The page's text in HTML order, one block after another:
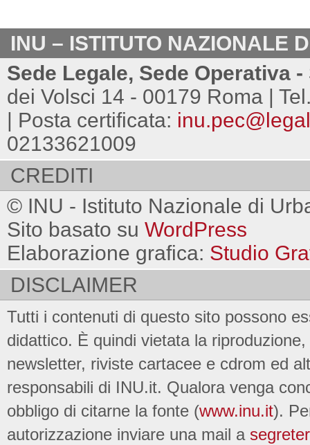
INU – ISTITUTO NAZIONALE
Sede Legale, Sede Operativa
dei Volsci 14 - 00179 Roma |
| Posta certificata:
02133621009
CREDITI
© INU - Istituto Nazionale di
Sito basato su WordPress
Elaborazione grafica: Studio
DISCLAIMER
Tutti i contenuti di questo sito possono
didattico. È quindi vietata la
newsletter, riviste cartacee e cdrom ed
responsabili di INU.it. Qualora venga
obbligo di citarne la fonte (www.inu.it).
autorizzazione inviare una mail a